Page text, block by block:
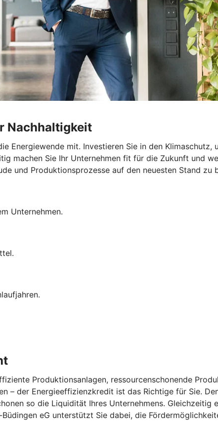
Nachhaltigkeit
Energiewende mit. Investieren Sie in den Klimaschutz,
machen Sie Ihr Unternehmen fit für die Zukunft und
und Produktionsprozesse auf den neuesten Stand zu
Unternehmen.
Produktionsanlagen, ressourcenschonende
– der Energieeffizienzkredit ist das Richtige für Sie.
so die Liquidität Ihres Unternehmens.
eG unterstützt Sie dabei, die